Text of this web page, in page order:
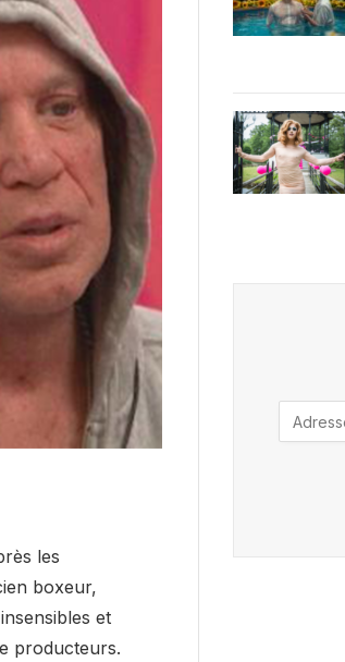
les
boxeur,
et
producteurs.